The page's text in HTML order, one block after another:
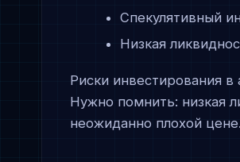
Спекулятивный
Низкая
Риски инвестирования
Нужно помнить: низкая
неожиданно плохой цене.